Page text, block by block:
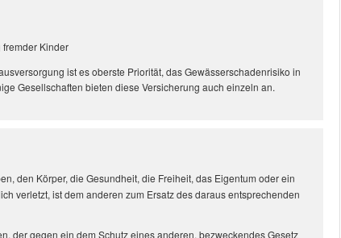
fremder Kinder
ist es oberste Priorität, das Gewässerschadenrisiko in
Gesellschaften bieten diese Versicherung auch einzeln an.
den Körper, die Gesundheit, die Freiheit, das Eigentum oder ein
verletzt, ist dem anderen zum Ersatz des daraus entsprechenden
der gegen ein dem Schutz eines anderen, bezweckendes Gesetz